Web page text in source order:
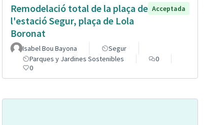
Remodelació total de la plaça de
l'estació Segur, plaça de Lola
Boronat
Acceptada
Isabel Bou Bayona
Segur
Parques y Jardines Sostenibles
0
0